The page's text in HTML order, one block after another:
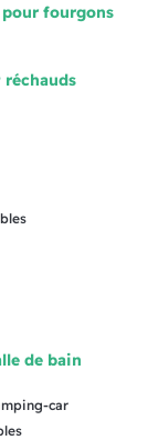
fourgons
réchauds
de bain
car